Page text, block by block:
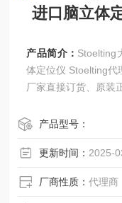
进口脑立体
产品简介： Stoelting
体定位仪 Stoelting代
厂家直接订货、原装
产品型号：
更新时间： 2025-
厂商性质：代理商